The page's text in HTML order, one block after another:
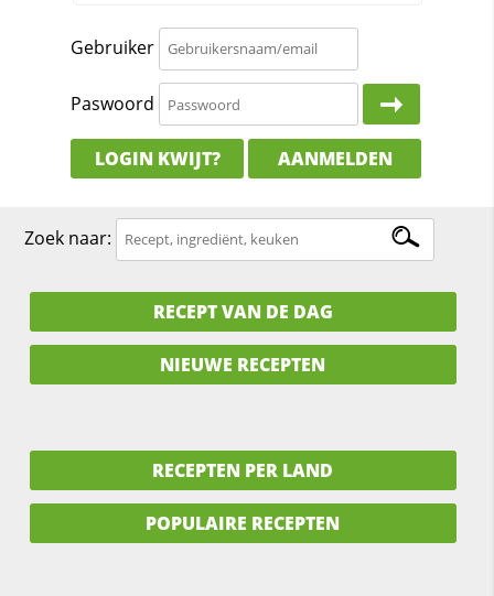
Gebruiker
Paswoord
LOGIN KWIJT? AANMELDEN
Zoek naar:
RECEPT VAN DE DAG
NIEUWE RECEPTEN
RECEPTEN PER LAND
POPULAIRE RECEPTEN